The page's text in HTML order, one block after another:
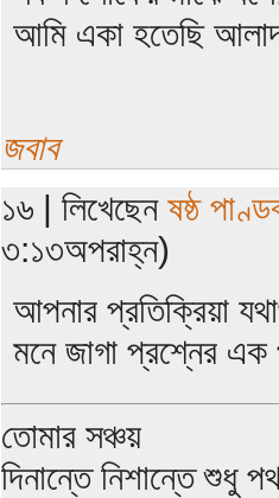
আমি একা হতেছি
জবাব
১৬ | লিখেছেন ষষ্ঠ
৩:১৩অপরাহ্ন)
আপনার প্রতিক্রিয়া
মনে জাগা প্রশ্নের
তোমার সঞ্চয়
দিনান্তে নিশান্তে শুধু